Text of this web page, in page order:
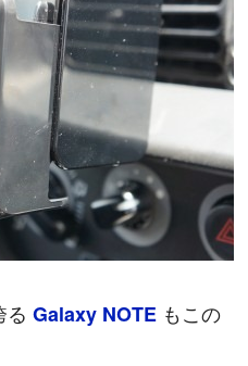
るGalaxy NOTE もこの